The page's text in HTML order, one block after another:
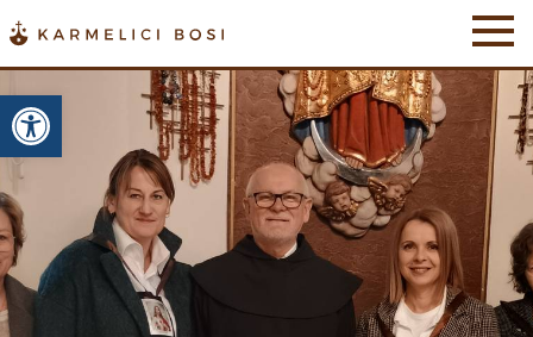
Otwórz pasek narzędzi